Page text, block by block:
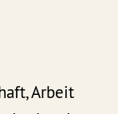
Arbeit